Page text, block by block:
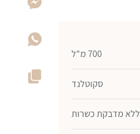
700 מ"ל
סקוטלנד
ללא מדבקת כשרות